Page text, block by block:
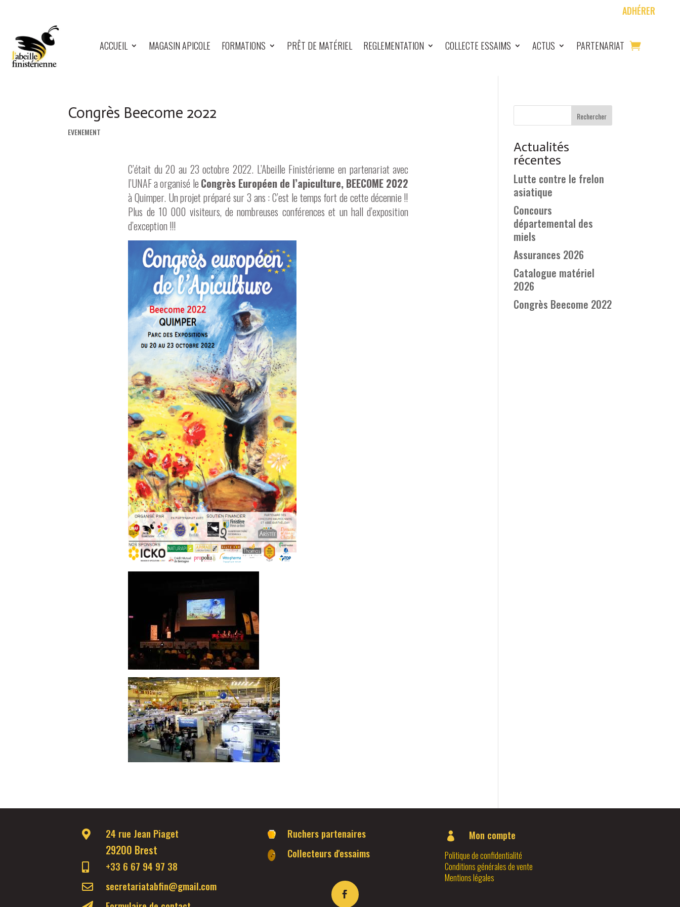
ADHÉRER
ACCUEIL MAGASIN APICOLE FORMATIONS PRÊT DE MATÉRIEL REGLEMENTATION COLLECTE ESSAIMS ACTUS PARTENARIAT
Congrès Beecome 2022
EVENEMENT
C’était du 20 au 23 octobre 2022. L’Abeille Finistérienne en partenariat avec
l’UNAF a organisé le Congrès Européen de l’apiculture, BEECOME 2022
à Quimper. Un projet préparé sur 3 ans : C’est le temps fort de cette décennie !!
Plus de 10 000 visiteurs, de nombreuses conférences et un hall d’exposition
d’exception !!!
Rechercher
Actualités
récentes
Lutte contre le frelon
asiatique
Concours
départemental des
miels
Assurances 2026
Catalogue matériel
2026
Congrès Beecome 2022
 24 rue Jean Piaget
29200 Brest
 +33 6 67 94 97 38
 secretariatabfin@gmail.com
Ruchers partenaires
Collecteurs d'essaims
 Mon compte
Politique de confidentialité
Conditions générales de vente
Mentions légales